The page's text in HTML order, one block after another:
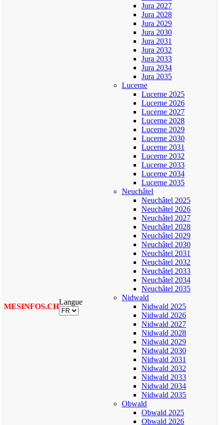
MESINFOS.CH
Langue
Jura 2027
Jura 2028
Jura 2029
Jura 2030
Jura 2031
Jura 2032
Jura 2033
Jura 2034
Jura 2035
Lucerne
Lucerne 2025
Lucerne 2026
Lucerne 2027
Lucerne 2028
Lucerne 2029
Lucerne 2030
Lucerne 2031
Lucerne 2032
Lucerne 2033
Lucerne 2034
Lucerne 2035
Neuchâtel
Neuchâtel 2025
Neuchâtel 2026
Neuchâtel 2027
Neuchâtel 2028
Neuchâtel 2029
Neuchâtel 2030
Neuchâtel 2031
Neuchâtel 2032
Neuchâtel 2033
Neuchâtel 2034
Neuchâtel 2035
Nidwald
Nidwald 2025
Nidwald 2026
Nidwald 2027
Nidwald 2028
Nidwald 2029
Nidwald 2030
Nidwald 2031
Nidwald 2032
Nidwald 2033
Nidwald 2034
Nidwald 2035
Obwald
Obwald 2025
Obwald 2026